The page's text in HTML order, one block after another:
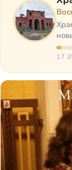
17